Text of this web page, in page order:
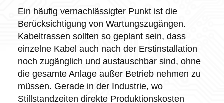
Ein häufig vernachlässigter Punkt ist die
Berücksichtigung von Wartungszugängen.
Kabeltrassen sollten so geplant sein, dass
einzelne Kabel auch nach der Erstinstallation
noch zugänglich und austauschbar sind, ohne
die gesamte Anlage außer Betrieb nehmen zu
müssen. Gerade in der Industrie, wo
Stillstandzeiten direkte Produktionskosten